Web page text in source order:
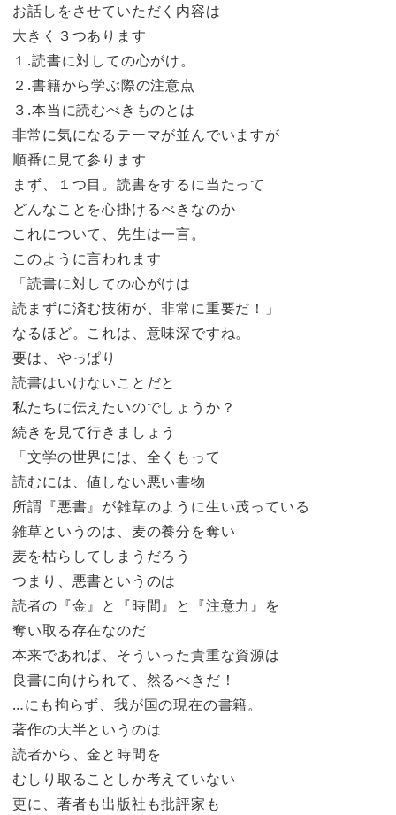
お話しをさせていただく内容は
大きく３つあります
１.読書に対しての心がけ。
２.書籍から学ぶ際の注意点
３.本当に読むべきものとは
非常に気になるテーマが並んでいますが
順番に見て参ります
まず、１つ目。読書をするに当たって
どんなことを心掛けるべきなのか
これについて、先生は一言。
このように言われます
「読書に対しての心がけは
読まずに済む技術が、非常に重要だ！」
なるほど。これは、意味深ですね。
要は、やっぱり
読書はいけないことだと
私たちに伝えたいのでしょうか？
続きを見て行きましょう
「文学の世界には、全くもって
読むには、値しない悪い書物
所謂『悪書』が雑草のように生い茂っている
雑草というのは、麦の養分を奪い
麦を枯らしてしまうだろう
つまり、悪書というのは
読者の『金』と『時間』と『注意力』を
奪い取る存在なのだ
本来であれば、そういった貴重な資源は
良書に向けられて、然るべきだ！
…にも拘らず、我が国の現在の書籍。
著作の大半というのは
読者から、金と時間を
むしり取ることしか考えていない
更に、著者も出版社も批評家も